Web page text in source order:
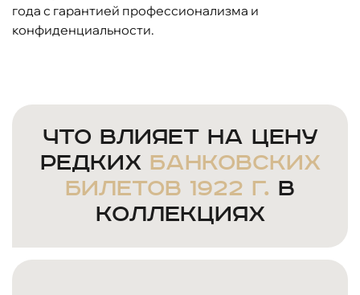
года с гарантией профессионализма и
конфиденциальности.
Что влияет на цену
редкихбанковских
билетов 1922 г. в
коллекциях